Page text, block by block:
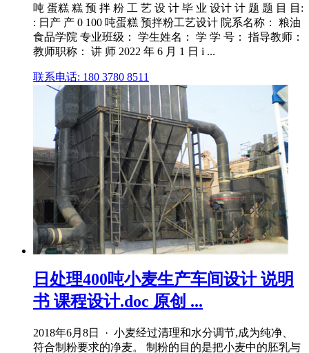
吨 蛋糕 糕 预 拌 粉 工 艺 设 计 毕 业 设计 计 题 题 目 目:
: 日产 产 0 100 吨蛋糕 预拌粉工艺设计 院系名称： 粮油
食品学院 专业班级： 学生姓名： 学 学 号： 指导教师：
教师职称： 讲 师 2022 年 6 月 1 日 i ...
联系电话: 180 3780 8511
日处理400吨小麦生产车间设计 说明
书 课程设计.doc 原创 ...
2018年6月8日 · 小麦经过清理和水分调节,成为纯净、
符合制粉要求的净麦。 制粉的目的是把小麦中的胚乳与